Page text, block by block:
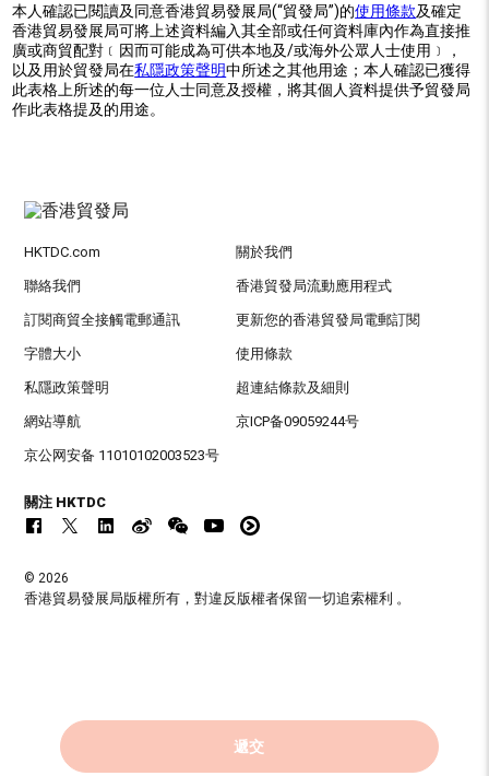
本人確認已閱讀及同意香港貿易發展局(“貿發局”)的使用條款及確定
香港貿易發展局可將上述資料編入其全部或任何資料庫內作為直接推
廣或商貿配對﹝因而可能成為可供本地及/或海外公眾人士使用﹞，
以及用於貿發局在私隱政策聲明中所述之其他用途；本人確認已獲得
此表格上所述的每一位人士同意及授權，將其個人資料提供予貿發局
作此表格提及的用途。
遞交
HKTDC.com 關於我們
聯絡我們 香港貿發局流動應用程式
訂閱商貿全接觸電郵通訊 更新您的香港貿發局電郵訂閱
字體大小 使用條款
私隱政策聲明 超連結條款及細則
網站導航 京ICP备09059244号
京公网安备 11010102003523号
關注 HKTDC
© 2026
香港貿易發展局版權所有，對違反版權者保留一切追索權利 。